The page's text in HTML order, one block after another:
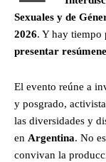
Sexuales y de
2026. Y hay tiempo
presentar
El evento reúne a
y posgrado,
las diversidades y
en Argentina. No
convivan la